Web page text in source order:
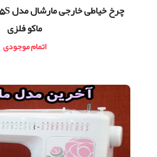
ماکو فلزی
اتمام موجودی